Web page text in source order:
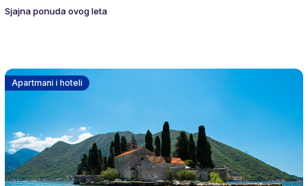
Sjajna ponuda ovog leta
Apartmani i hoteli